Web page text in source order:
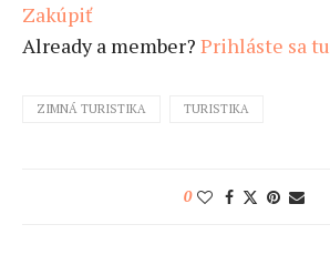
Zakúpiť
Already a member? Prihláste sa tu
ZIMNÁ TURISTIKA TURISTIKA
0